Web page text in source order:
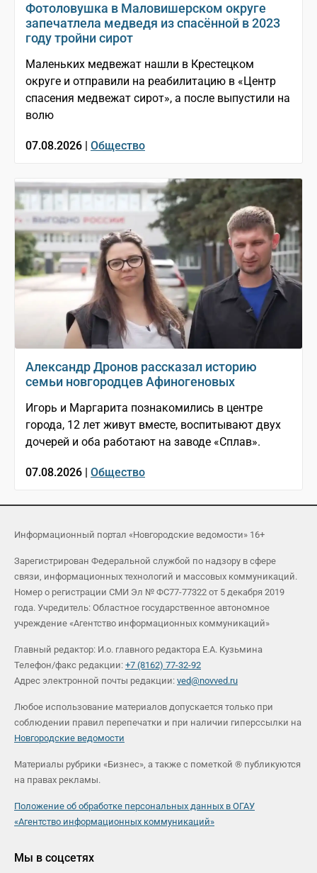
Фотоловушка в Маловишерском округе
запечатлела медведя из спасённой в 2023
году тройни сирот
Маленьких медвежат нашли в Крестецком
округе и отправили на реабилитацию в «Центр
спасения медвежат сирот», а после выпустили на
волю
07.08.2026 | Общество
Александр Дронов рассказал историю
семьи новгородцев Афиногеновых
Игорь и Маргарита познакомились в центре
города, 12 лет живут вместе, воспитывают двух
дочерей и оба работают на заводе «Сплав».
07.08.2026 | Общество
Информационный портал «Новгородские ведомости» 16+
Зарегистрирован Федеральной службой по надзору в сфере
связи, информационных технологий и массовых коммуникаций.
Номер о регистрации СМИ Эл № ФС77-77322 от 5 декабря 2019
года. Учредитель: Областное государственное автономное
учреждение «Агентство информационных коммуникаций»
Главный редактор: И.о. главного редактора Е.А. Кузьмина
Телефон/факс редакции: +7 (8162) 77-32-92
Адрес электронной почты редакции: ved@novved.ru
Любое использование материалов допускается только при
соблюдении правил перепечатки и при наличии гиперссылки на
Новгородские ведомости
Материалы рубрики «Бизнес», а также с пометкой ® публикуются
на правах рекламы.
Положение об обработке персональных данных в ОГАУ
«Агентство информационных коммуникаций»
Мы в соцсетях